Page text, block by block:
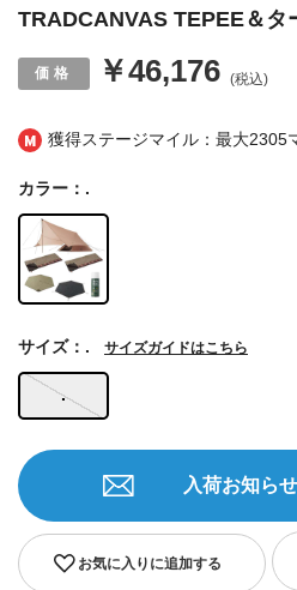
獲得ステージマイル：最大2305
TRADCANVAS TEPEE＆タ
￥46,176 (税込)
カラー：.
.
サイズ：. サイズガイドはこちら
お気に入りに追加する
入荷お知ら